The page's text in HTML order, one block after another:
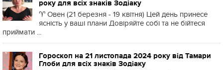
року для всіх знаків Зодіаку
♈️ Овен (21 березня - 19 квітня) Цей день принесе
ясність у ваші плани Довіряйте собі та не бійтеся
приймати ...
Гороскоп на 21 листопада 2024 року від Тамари
Глоби для всіх знаків Зодіаку